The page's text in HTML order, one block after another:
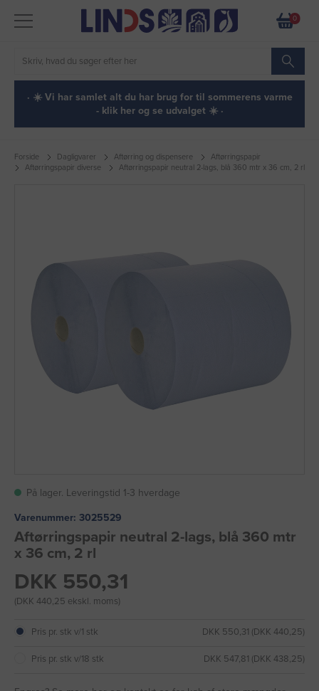
0
· ☀️ Vi har samlet alt du har brug for til sommerens varme
- klik her og se udvalget ☀️ ·
Forside Dagligvarer Aftørring og dispensere
Aftørringspapir
Aftørringspapir diverse
Aftørringspapir neutral 2-lags, blå 360 mtr x 36 cm, 2 rl
På lager. Leveringstid 1-3 hverdage
Varenummer: 3025529
Aftørringspapir neutral 2-lags, blå 360 mtr
x 36 cm, 2 rl
DKK 550,31
(DKK 440,25 ekskl. moms)
Pris pr. stk v/1 stk DKK 550,31 (DKK 440,25)
Pris pr. stk v/18 stk DKK 547,81 (DKK 438,25)